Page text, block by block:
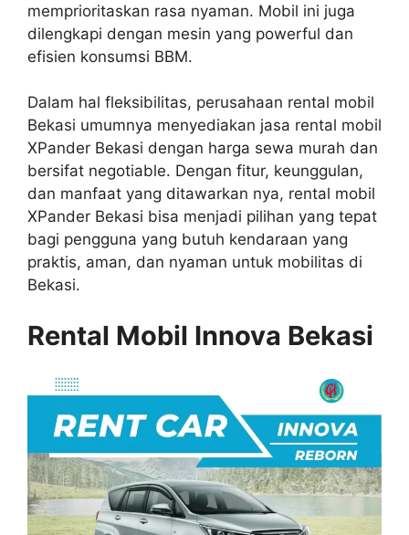
memprioritaskan rasa nyaman. Mobil ini juga
dilengkapi dengan mesin yang powerful dan
efisien konsumsi BBM.
Dalam hal fleksibilitas, perusahaan rental mobil
Bekasi umumnya menyediakan jasa rental mobil
XPander Bekasi dengan harga sewa murah dan
bersifat negotiable. Dengan fitur, keunggulan,
dan manfaat yang ditawarkan nya, rental mobil
XPander Bekasi bisa menjadi pilihan yang tepat
bagi pengguna yang butuh kendaraan yang
praktis, aman, dan nyaman untuk mobilitas di
Bekasi.
Rental Mobil Innova Bekasi